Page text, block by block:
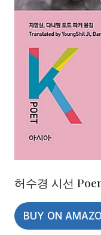
허수경 시선
BUY ON